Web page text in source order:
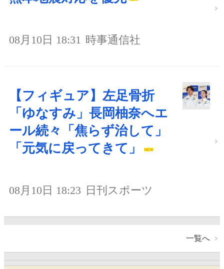
08月10日 18:31 時事通信社
【フィギュア】左足骨折
「ゆなすみ」長岡柚奈へエ
ール続々「焦らず治して」
「元気に戻ってきて」
08月10日 18:23 日刊スポーツ
一覧へ